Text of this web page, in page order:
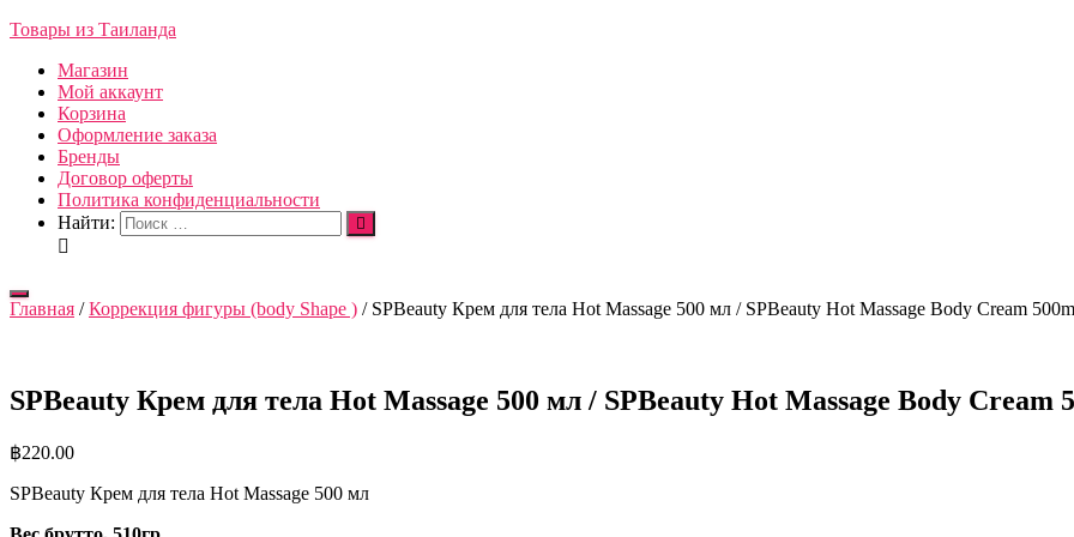
Товары из Таиланда
Магазин
Мой аккаунт
Корзина
Оформление заказа
Бренды
Договор оферты
Политика конфиденциальности
Найти:
Переключить
навигацию
Главная /Коррекция фигуры (body Shape ) / SPBeauty Крем для тела Hot Massage 500 мл / SPBeauty Hot Massage Body Cream
SPBeauty Крем для тела Hot Massage 500 мл / SPBeauty Hot Massage Body Cream
฿220.00
SPBeauty Крем для тела Hot Massage 500 мл